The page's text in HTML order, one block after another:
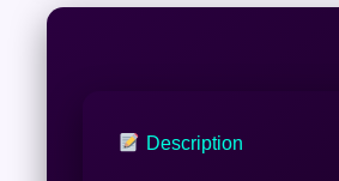
Description